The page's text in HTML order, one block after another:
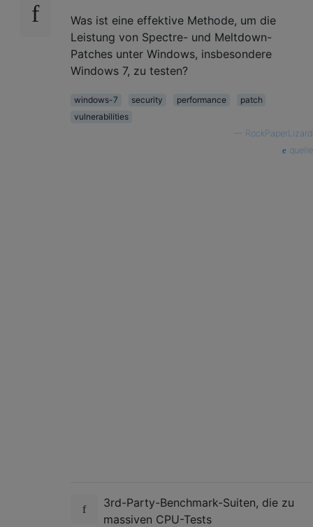
Was ist eine effektive Methode, um die
Leistung von Spectre- und Meltdown-
Patches unter Windows, insbesondere
Windows 7, zu testen?
windows-7 security performance
patch
vulnerabilities
RockPaperLizard
quelle
3rd-Party-Benchmark-Suiten, die zu
massiven CPU-Tests